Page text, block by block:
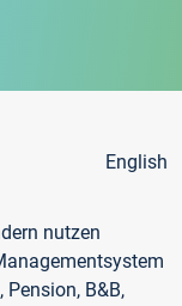
English
nutzen
B&B,